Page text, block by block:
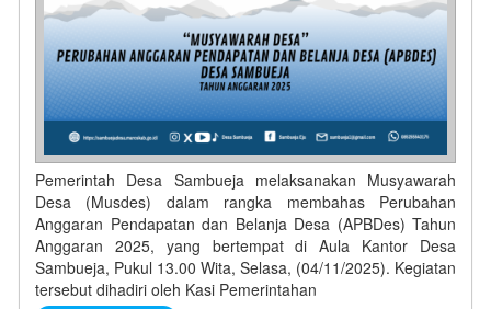
Pemerintah Desa Sambueja melaksanakan Musyawarah
Desa (Musdes) dalam rangka membahas Perubahan
Anggaran Pendapatan dan Belanja Desa (APBDes) Tahun
Anggaran 2025, yang bertempat di Aula Kantor Desa
Sambueja, Pukul 13.00 Wita, Selasa, (04/11/2025). Kegiatan
tersebut dihadiri oleh Kasi Pemerintahan